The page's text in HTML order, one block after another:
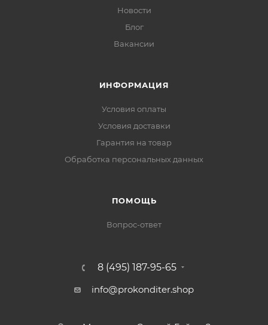
Новости
Блог
Вакансии
ИНФОРМАЦИЯ
Условия оплаты
Условия доставки
Гарантия на товар
Обработка персональных данных
ПОМОЩЬ
Вопрос-ответ
8 (495) 187-95-65
info@prokonditer.shop